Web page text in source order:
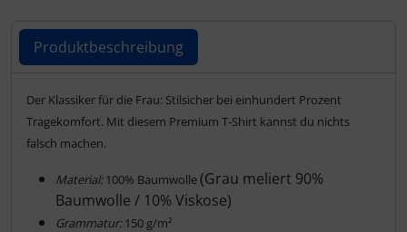
Produktbeschreibung
Produktbeschreibung
Der Klassiker für die Frau: Stilsicher bei einhundert Prozent
Tragekomfort. Mit diesem Premium T-Shirt kannst du nichts
falsch machen.
Material:100% Baumwolle (Grau meliert 90%
Baumwolle / 10% Viskose)
Grammatur:150 g/m²